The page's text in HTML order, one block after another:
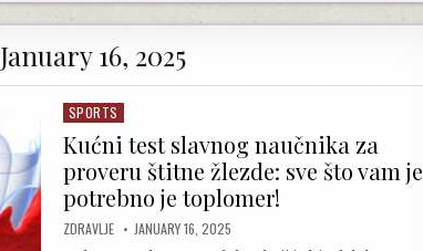
January 16, 2025
Posted in
SPORTS
Kućni test slavnog naučnika za
proveru štitne žlezde: sve što vam je
potrebno je toplomer!
AUTHOR:
ZDRAVLJE PUBLISHED DATE:
JANUARY 16, 2025